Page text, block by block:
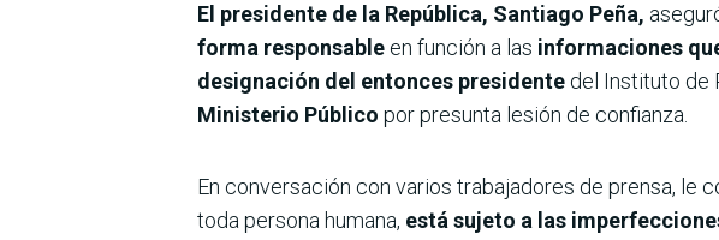
El presidente de la República, Santiago Peña,
forma responsable en función a las informaciones
designación del entonces presidente del Instituto de
Ministerio Público por presunta lesión de confianza.
En conversación con varios trabajadores de prensa, le
toda persona humana, está sujeto a las